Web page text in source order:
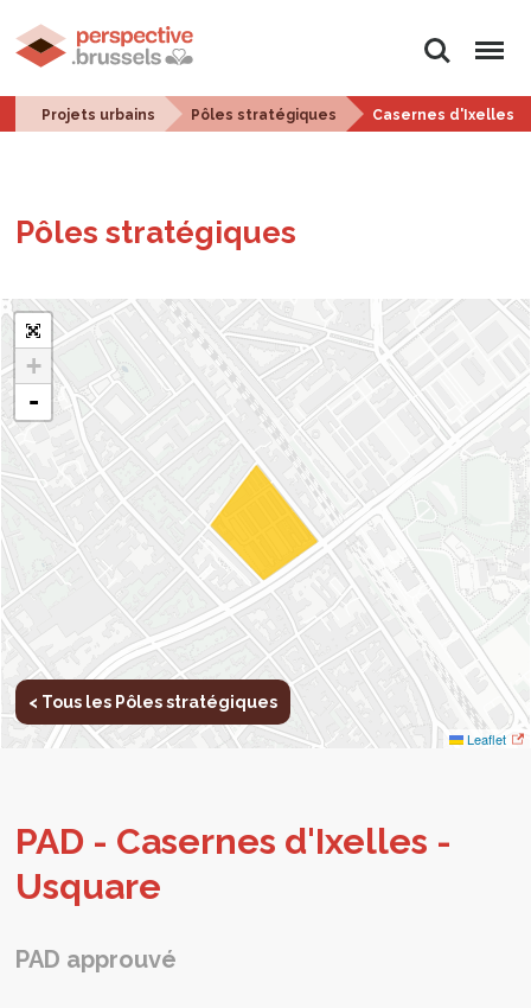
Rechercher
Menu
Projets urbains Pôles stratégiques Casernes d'Ixelles -
Pôles stra­té­giques
+
-
Leaflet
< Tous les Pôles stratégiques
PAD - Casernes d'Ixelles -
Usquare
PAD approuvé